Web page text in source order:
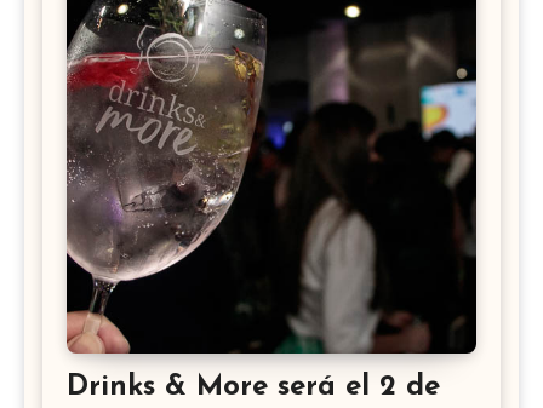
Drinks & More será el 2 de